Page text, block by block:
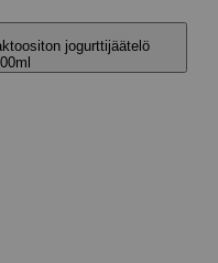
jogurttijäätelö